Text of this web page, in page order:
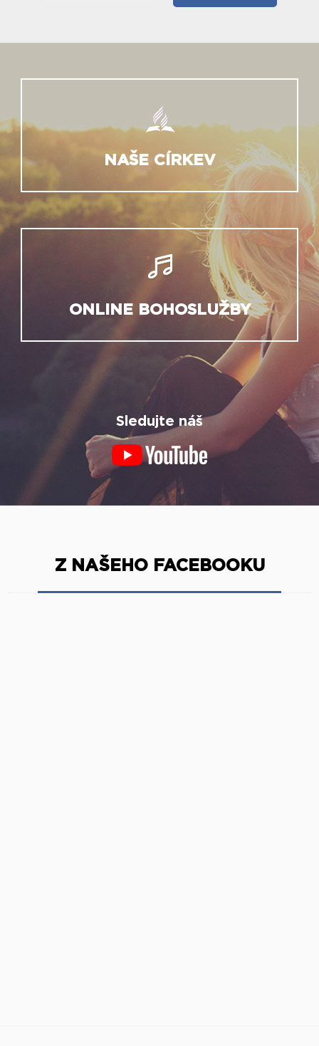
NAŠE CÍRKEV
ONLINE BOHOSLUŽBY
Sledujte náš
Z NAŠEHO FACEBOOKU